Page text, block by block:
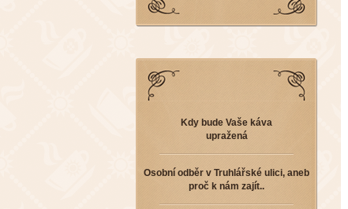
Kdy bude Vaše káva
upražená
Osobní odběr v Truhlářské ulici, aneb
proč k nám zajít..